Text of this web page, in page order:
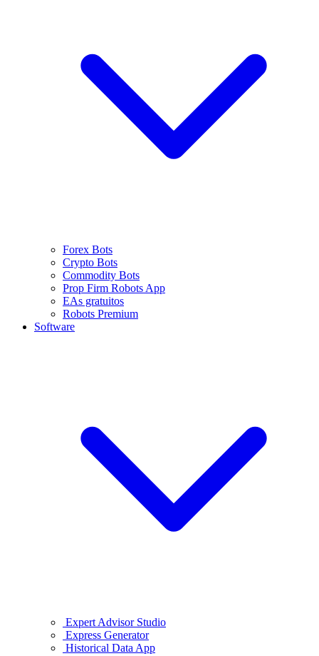
Forex Bots
Crypto Bots
Commodity Bots
Prop Firm Robots App
EAs gratuitos
Robots Premium
Software
Expert Advisor Studio
Express Generator
Historical Data App